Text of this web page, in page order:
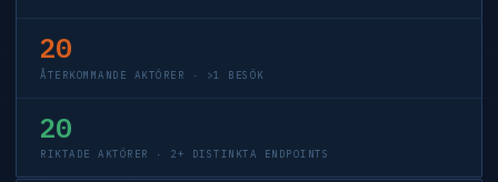
20
ÅTERKOMMANDE AKTÖRER · >1 BESÖK
20
RIKTADE AKTÖRER · 2+ DISTINKTA ENDPOINTS